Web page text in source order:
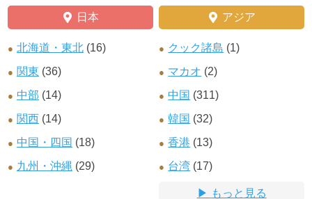
日本
北海道・東北 (16)
関東 (36)
中部 (14)
関西 (14)
中国・四国 (18)
九州・沖縄 (29)
アジア
クック諸島 (1)
マカオ (2)
中国 (311)
韓国 (32)
香港 (13)
台湾 (17)
もっと見る